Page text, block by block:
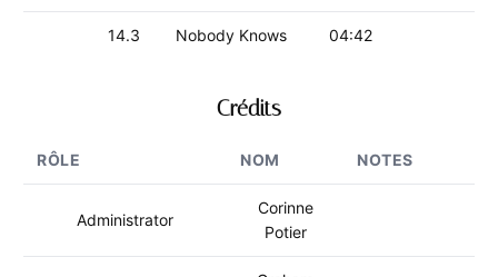
14.3 Nobody Knows 04:42
Crédits
RÔLE NOM NOTES
Administrator
Corinne
Potier